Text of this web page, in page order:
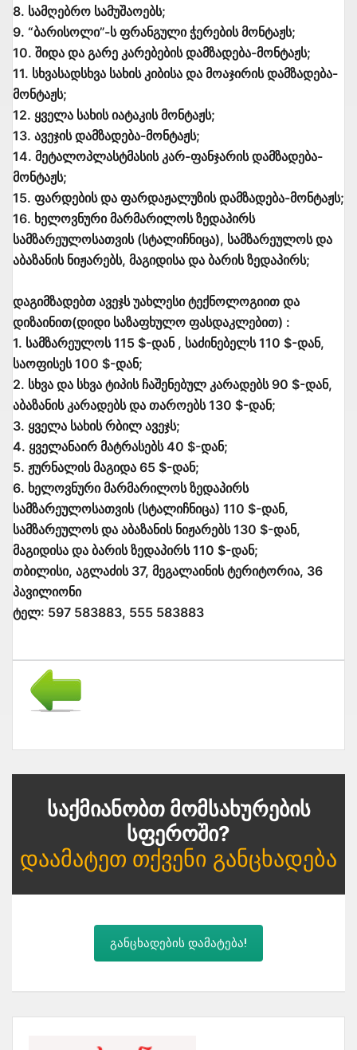
8. სამღებრო სამუშაოებს;
9. “ბარისოლი”-ს ფრანგული ჭერების მონტაჟს;
10. შიდა და გარე კარებების დამზადება-მონტაჟს;
11. სხვასადსხვა სახის კიბისა და მოაჯირის დამზადება-
მონტაჟს;
12. ყველა სახის იატაკის მონტაჟს;
13. ავეჯის დამზადება-მონტაჟს;
14. მეტალოპლასტმასის კარ-ფანჯარის დამზადება-
მონტაჟს;
15. ფარდების და ფარდაჟალუზის დამზადება-მონტაჟს;
16. ხელოვნური მარმარილოს ზედაპირს
სამზარეულოსათვის (სტალიჩნიცა), სამზარეულოს და
აბაზანის ნიჟარებს, მაგიდისა და ბარის ზედაპირს;
დაგიმზადებთ ავეჯს უახლესი ტექნოლოგიით და
დიზაინით(დიდი საზაფხულო ფასდაკლებით) :
1. სამზარეულოს 115 $-დან , საძინებელს 110 $-დან,
საოფისეს 100 $-დან;
2. სხვა და სხვა ტიპის ჩაშენებულ კარადებს 90 $-დან,
აბაზანის კარადებს და თაროებს 130 $-დან;
3. ყველა სახის რბილ ავეჯს;
4. ყველანაირ მატრასებს 40 $-დან;
5. ჟურნალის მაგიდა 65 $-დან;
6. ხელოვნური მარმარილოს ზედაპირს
სამზარეულოსათვის (სტალიჩნიცა) 110 $-დან,
სამზარეულოს და აბაზანის ნიჟარებს 130 $-დან,
მაგიდისა და ბარის ზედაპირს 110 $-დან;
თბილისი, აგლაძის 37, მეგალაინის ტერიტორია, 36
პავილიონი
ტელ: 597 583883, 555 583883
Საქმიანობთ Მომსახურების
Სფეროში?
Დაამატეთ Თქვენი Განცხადება
განცხადების დამატება!